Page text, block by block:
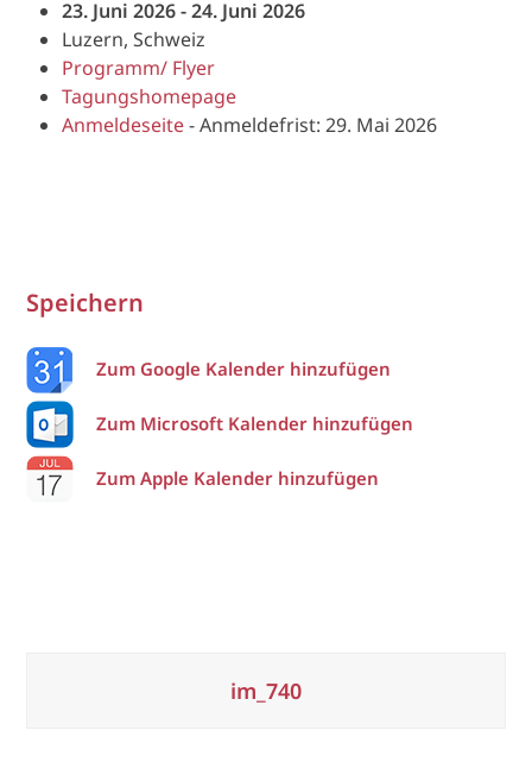
23. Juni 2026 - 24. Juni 2026
Luzern, Schweiz
Programm/ Flyer
Tagungshomepage
Anmeldeseite- Anmeldefrist: 29. Mai 2026
Speichern
Zum Google Kalender hinzufügen
Zum Microsoft Kalender hinzufügen
Zum Apple Kalender hinzufügen
im_740